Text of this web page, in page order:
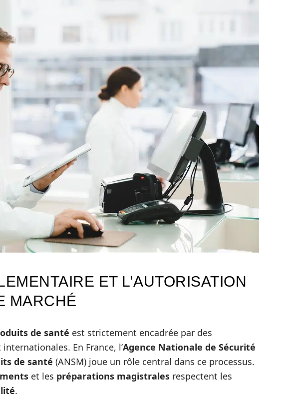
ET L’AUTORISATION
MARCHÉ
de santé est strictement encadrée par des
En France, l’Agence Nationale de Sécurité
de santé (ANSM) joue un rôle central dans ce processus.
et les préparations magistrales respectent les
.